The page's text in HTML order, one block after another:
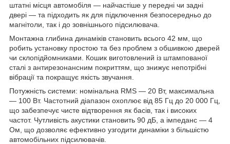
штатні місця автомобіля — найчастіше у передні чи задні
двері — та підходить як для підключення безпосередньо до
магнітоли, так і до зовнішнього підсилювача.
Монтажна глибина динаміків становить всього 42 мм, що
робить установку простою та без проблем з обшивкою дверей
чи склопідйомниками. Кошик виготовлений із штампованої
сталі з антирезонансним покриттям, що знижує непотрібні
вібрації та покращує якість звучання.
Потужність системи: номінальна RMS — 20 Вт, максимальна
— 100 Вт. Частотний діапазон охоплює від 85 Гц до 20 000 Гц,
що забезпечує чисте відтворення як басів, так і високих
частот. Чутливість акустики становить 90 дБ, а імпеданс — 4
Ом, що дозволяє ефективно узгодити динаміки з більшістю
автомобільних підсилювачів.